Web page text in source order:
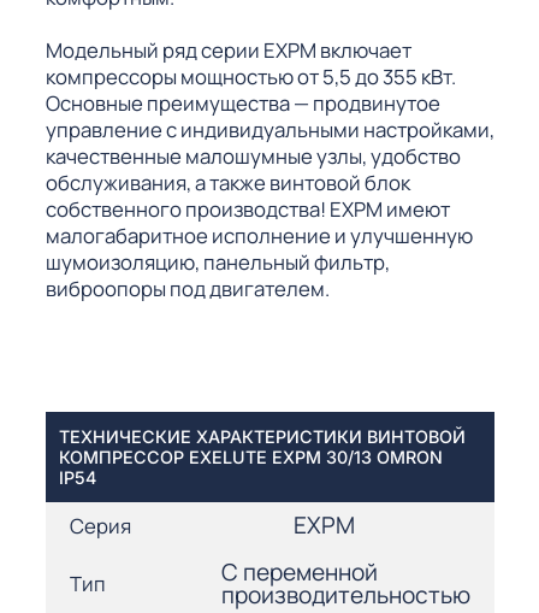
Модельный ряд серии EXPM включает
компрессоры мощностью от 5,5 до 355 кВт.
Основные преимущества — продвинутое
управление с индивидуальными настройками,
качественные малошумные узлы, удобство
обслуживания, а также винтовой блок
собственного производства! EXPM имеют
малогабаритное исполнение и улучшенную
шумоизоляцию, панельный фильтр,
виброопоры под двигателем.
ТЕХНИЧЕСКИЕ ХАРАКТЕРИСТИКИ ВИНТОВОЙ
КОМПРЕССОР EXELUTE EXPM 30/13 OMRON
IP54
Серия EXPM
Тип С переменной
производительностью